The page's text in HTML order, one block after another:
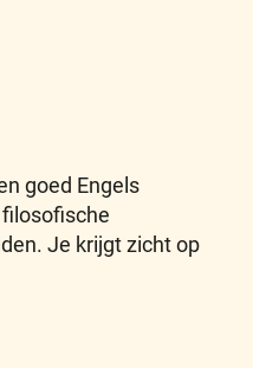
goed Engels
Je krijgt zicht op